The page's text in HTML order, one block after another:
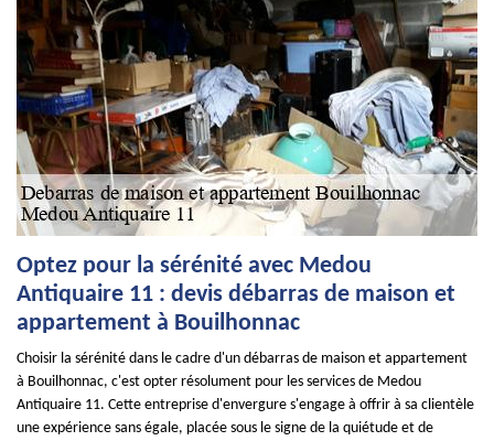
Optez pour la sérénité avec Medou
Antiquaire 11 : devis débarras de maison et
appartement à Bouilhonnac
Choisir la sérénité dans le cadre d'un débarras de maison et appartement
à Bouilhonnac, c'est opter résolument pour les services de Medou
Antiquaire 11. Cette entreprise d'envergure s'engage à offrir à sa clientèle
une expérience sans égale, placée sous le signe de la quiétude et de